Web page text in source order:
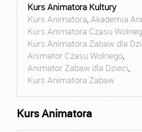
Kurs Animatora Kultury
Kurs Animatora,Akademia
Kurs Animatora Czasu
Kurs Animatora Zabaw dla
Animator Czasu Wolnego,
Animator Zabaw dla Dzieci,
Kurs Animatora Zabaw
Kurs Animatora